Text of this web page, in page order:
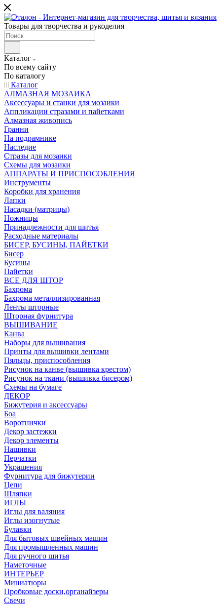
Товары для творчества и рукоделия
Каталог
По всему сайту
По каталогу
Каталог
АЛМАЗНАЯ МОЗАИКА
Аксессуары и станки для мозаики
Аппликации стразами и пайетками
Алмазная живопись
Гранни
На подрамнике
Наследие
Стразы для мозаики
Схемы для мозаики
АППАРАТЫ И ПРИСПОСОБЛЕНИЯ
Инструменты
Коробки для хранения
Лапки
Насадки (матрицы)
Ножницы
Принадлежности для шитья
Расходные материалы
БИСЕР, БУСИНЫ, ПАЙЕТКИ
Бисер
Бусины
Пайетки
ВСЕ ДЛЯ ШТОР
Бахрома
Бахрома металлизированная
Ленты шторные
Шторная фурнитура
ВЫШИВАНИЕ
Канва
Наборы для вышивания
Принты для вышивки лентами
Пяльцы, приспособления
Рисунок на канве (вышивка крестом)
Рисунок на ткани (вышивка бисером)
Схемы на бумаге
ДЕКОР
Бижутерия и аксессуары
Боа
Воротнички
Декор застежки
Декор элементы
Нашивки
Перчатки
Украшения
Фурнитура для бижутерии
Цепи
Шляпки
ИГЛЫ
Иглы для валяния
Иглы изогнутые
Булавки
Для бытовых швейных машин
Для промышленных машин
Для ручного шитья
Наметочные
ИНТЕРЬЕР
Миниатюры
Пробковые доски,органайзеры
Свечи